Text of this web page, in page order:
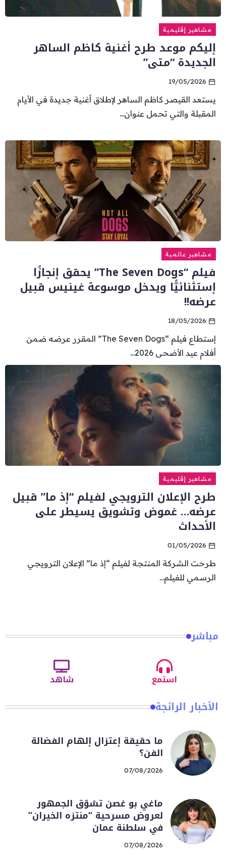
مشاهير إقليمية
إليكم موعد طرح أغنية كاظم الساهر
الجديدة “متى”
19/05/2026
يستعد القيصر كاظم الساهر لإطلاق أغنية جديدة في الأيام
المقبلة والتي تحمل عنوان...
مشاهير عالمية
فيلم “The Seven Dogs” يحقق إنجازًا
إستثنائيًّا ويدخل موسوعة غينيس قبيل
عرضه!!
18/05/2026
إستطاع فيلم “The Seven Dogs” المقرر عرضه ضمن
أفلام عيد الأضحى 2026...
مشاهير إقليمية
طرح الإعلان الترويجي لفيلم “إذ ما” قبيل
عرضه… غموض وتشويق يسيطر على
الأحداث
01/05/2026
طرحت الشركة المنتجة لفيلم “إذ ما” الإعلان الترويجي
الرسمي للفيلم...
مباشر
استمع شاهد
الأخبار الرائجة
ما حقيقة إعتزال إلهام الفضالة
الفن؟
07/08/2026
ماغي بو غصن تشوّق الجمهور
لعروض مسرحية “منتزه الخيران”
في سلطنة عمان
07/08/2026